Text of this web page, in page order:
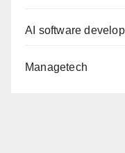
AI software
Managetech